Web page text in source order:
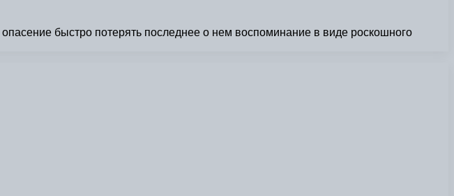
быстро потерять последнее о нем воспоминание в виде роскошного